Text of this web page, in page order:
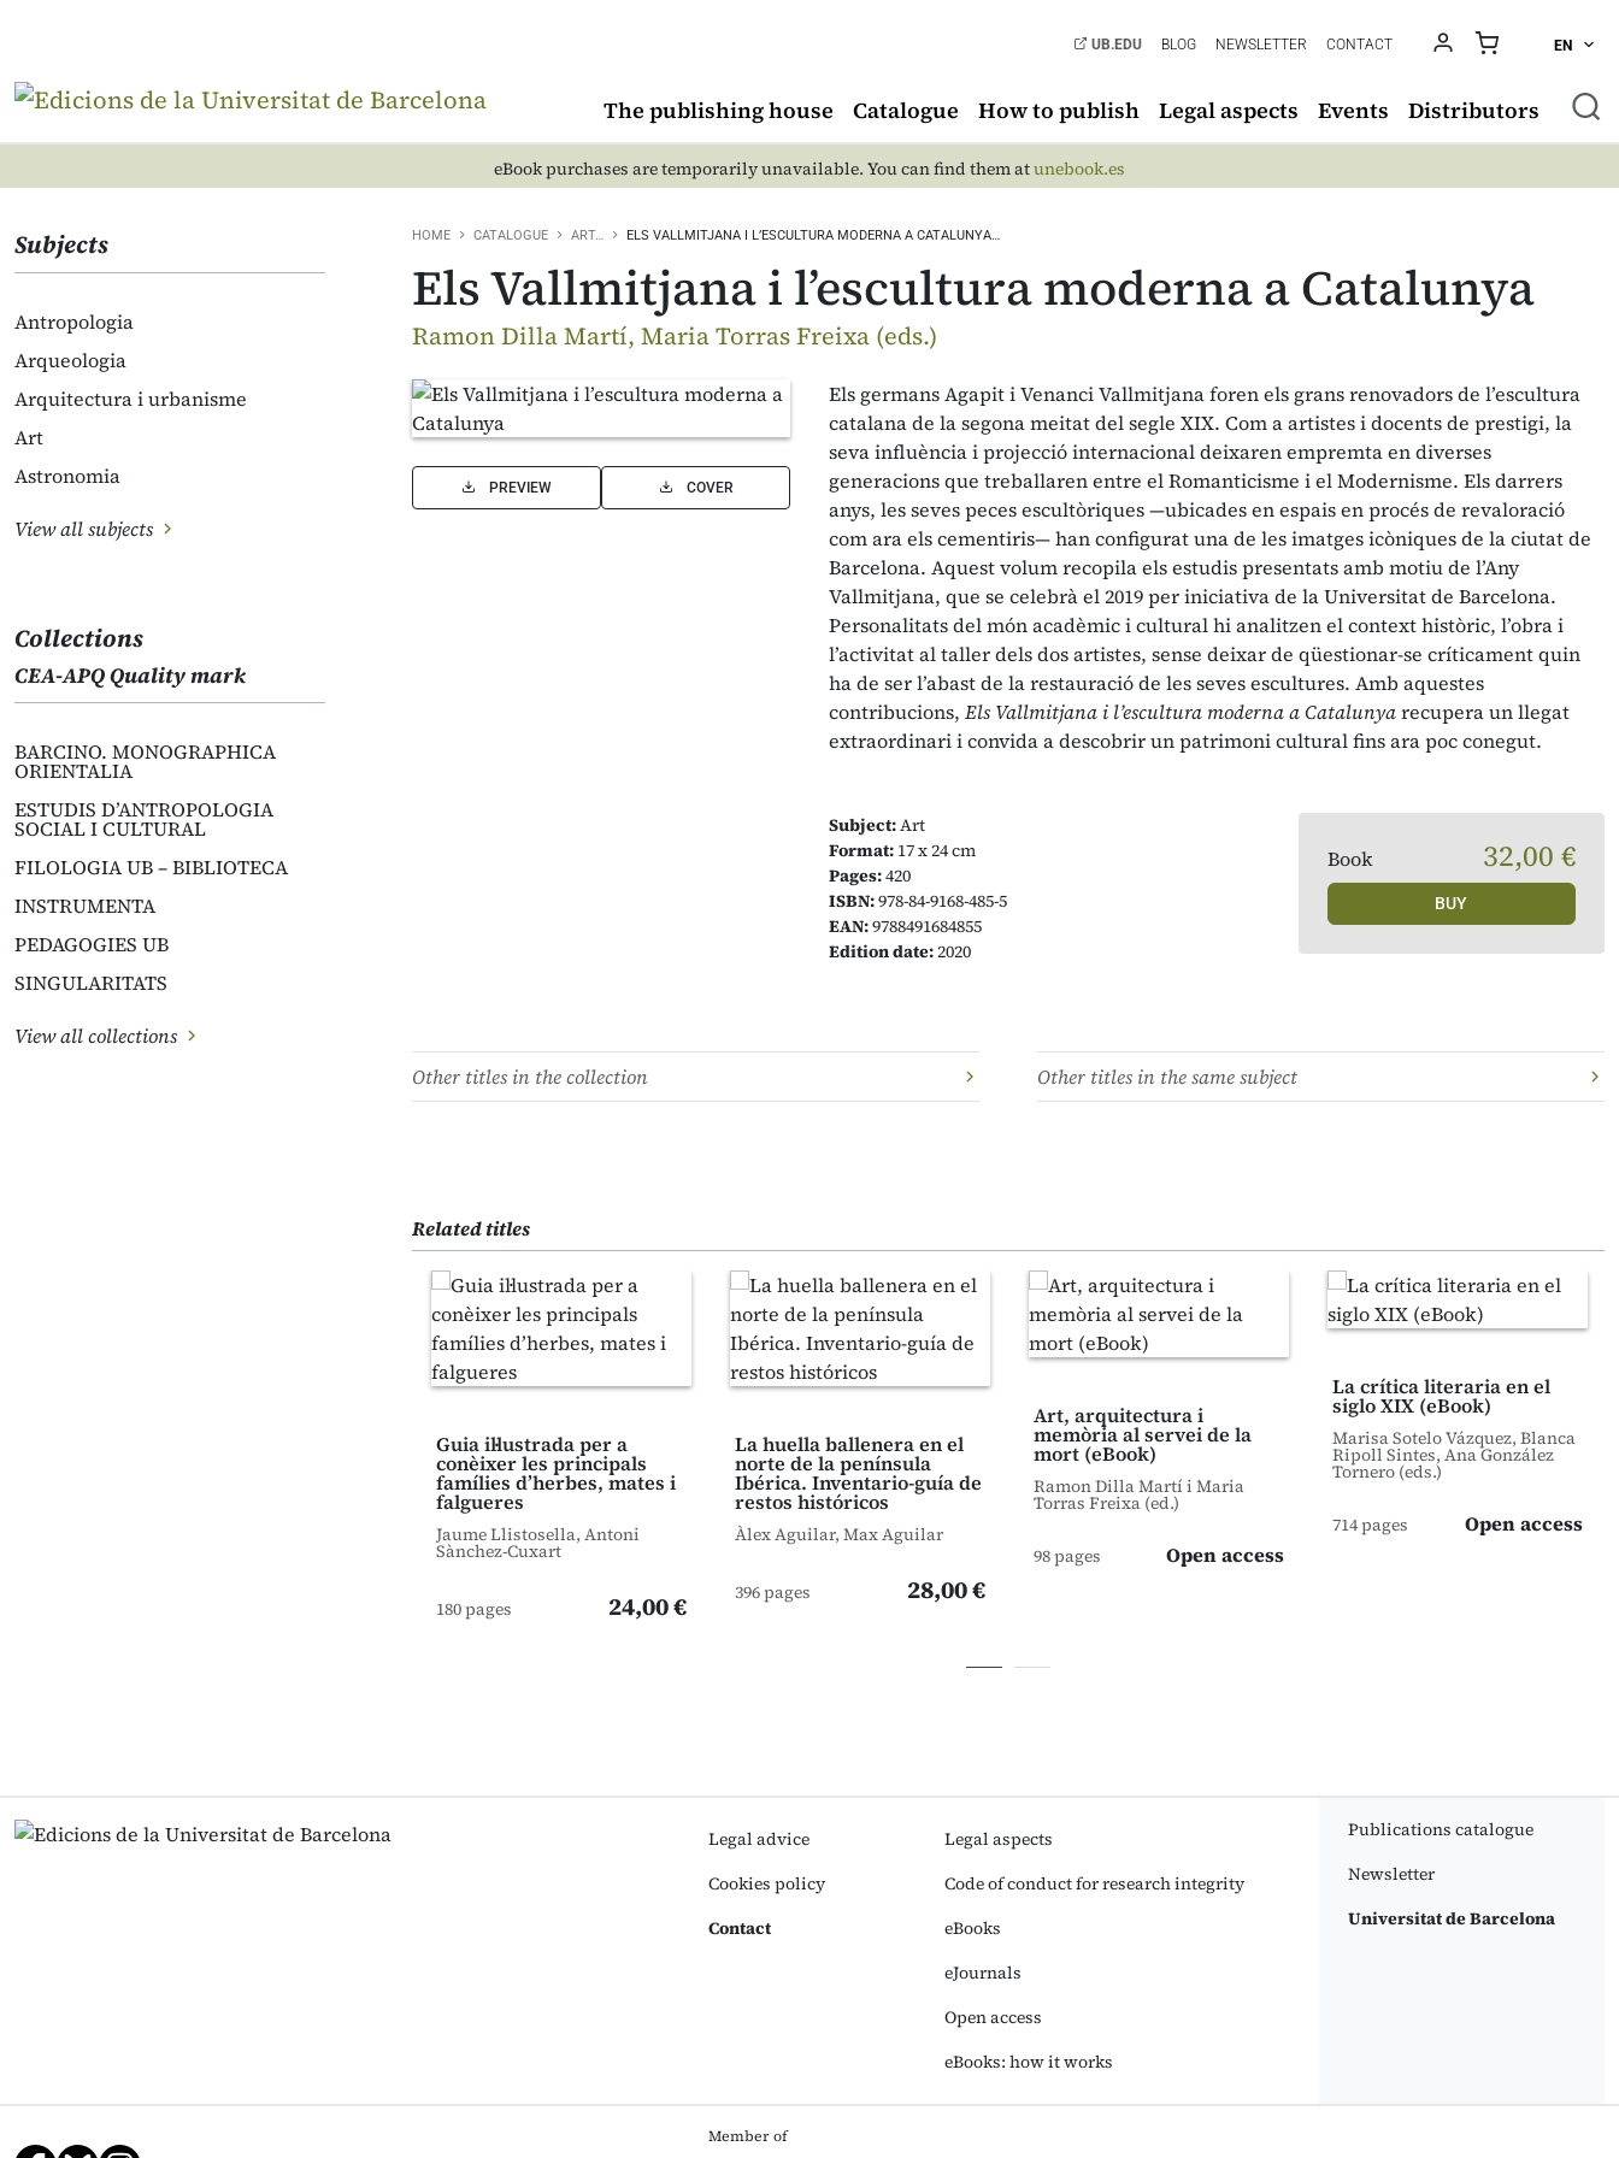
UB.EDU BLOG NEWSLETTER CONTACT EN
The publishing house Catalogue How to publish Legal aspects Events Distributors
eBook purchases are temporarily unavailable. You can find them atunebook.es
Subjects
Antropologia
Arqueologia
Arquitectura i urbanisme
Art
Astronomia
View all subjects
Collections
CEA-APQ Quality mark
BARCINO. MONOGRAPHICA
ORIENTALIA
ESTUDIS D’ANTROPOLOGIA
SOCIAL I CULTURAL
FILOLOGIA UB – BIBLIOTECA
INSTRUMENTA
PEDAGOGIES UB
SINGULARITATS
View all collections
HOME CATALOGUE ART… ELS VALLMITJANA I L’ESCULTURA MODERNA A CATALUNYA…
Els Vallmitjana i l’escultura moderna a Catalunya
Ramon Dilla Martí, Maria Torras Freixa (eds.)
PREVIEW COVER
Els germans Agapit i Venanci Vallmitjana foren els grans renovadors de l’escultura
catalana de la segona meitat del segle XIX. Com a artistes i docents de prestigi, la
seva influència i projecció internacional deixaren empremta en diverses
generacions que treballaren entre el Romanticisme i el Modernisme. Els darrers
anys, les seves peces escultòriques —ubicades en espais en procés de revaloració
com ara els cementiris— han configurat una de les imatges icòniques de la ciutat de
Barcelona. Aquest volum recopila els estudis presentats amb motiu de l’Any
Vallmitjana, que se celebrà el 2019 per iniciativa de la Universitat de Barcelona.
Personalitats del món acadèmic i cultural hi analitzen el context històric, l’obra i
l’activitat al taller dels dos artistes, sense deixar de qüestionar-se críticament quin
ha de ser l’abast de la restauració de les seves escultures. Amb aquestes
contribucions, Els Vallmitjana i l’escultura moderna a Catalunyarecupera un llegat
extraordinari i convida a descobrir un patrimoni cultural fins ara poc conegut.
Subject:Art
Format: 17 x 24 cm
Pages:420
ISBN:978-84-9168-485-5
EAN:9788491684855
Edition date:2020
Book 32,00 €
BUY
Other titles in the collection Other titles in the same subject
Related titles
Guia il·lustrada per a
conèixer les principals
famílies d’herbes, mates i
falgueres
Jaume Llistosella, Antoni
Sànchez-Cuxart
180 pages 24,00 €
La huella ballenera en el
norte de la península
Ibérica. Inventario-guía de
restos históricos
Àlex Aguilar, Max Aguilar
396 pages 28,00 €
Art, arquitectura i
memòria al servei de la
mort (eBook)
Ramon Dilla Martí i Maria
Torras Freixa (ed.)
98 pages Open access
La crítica literaria en el
siglo XIX (eBook)
Marisa Sotelo Vázquez, Blanca
Ripoll Sintes, Ana González
Tornero (eds.)
714 pages Open access
Legal advice
Cookies policy
Contact
Legal aspects
Code of conduct for research integrity
eBooks
eJournals
Open access
eBooks: how it works
Publications catalogue
Newsletter
Universitat de Barcelona
Member of